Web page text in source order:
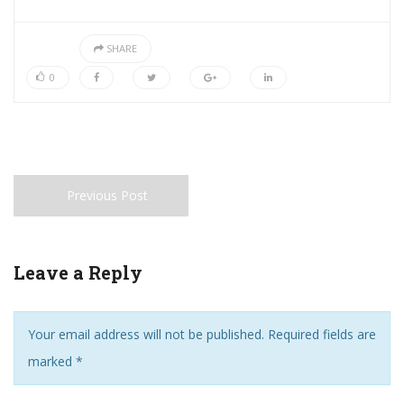
0
SHARE
Previous Post
Leave a Reply
Your email address will not be published. Required fields are
marked *